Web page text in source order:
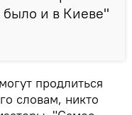
было и в Киеве"
продлиться
словам, никто